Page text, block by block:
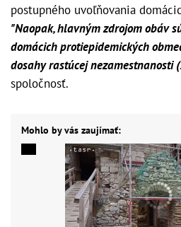
postupného uvoľňovania
"Naopak, hlavným zdrojom obáv
domácich protiepidemických
dosahy rastúcej nezamestnanosti
spoločnosť.
Mohlo by vás zaujímať: